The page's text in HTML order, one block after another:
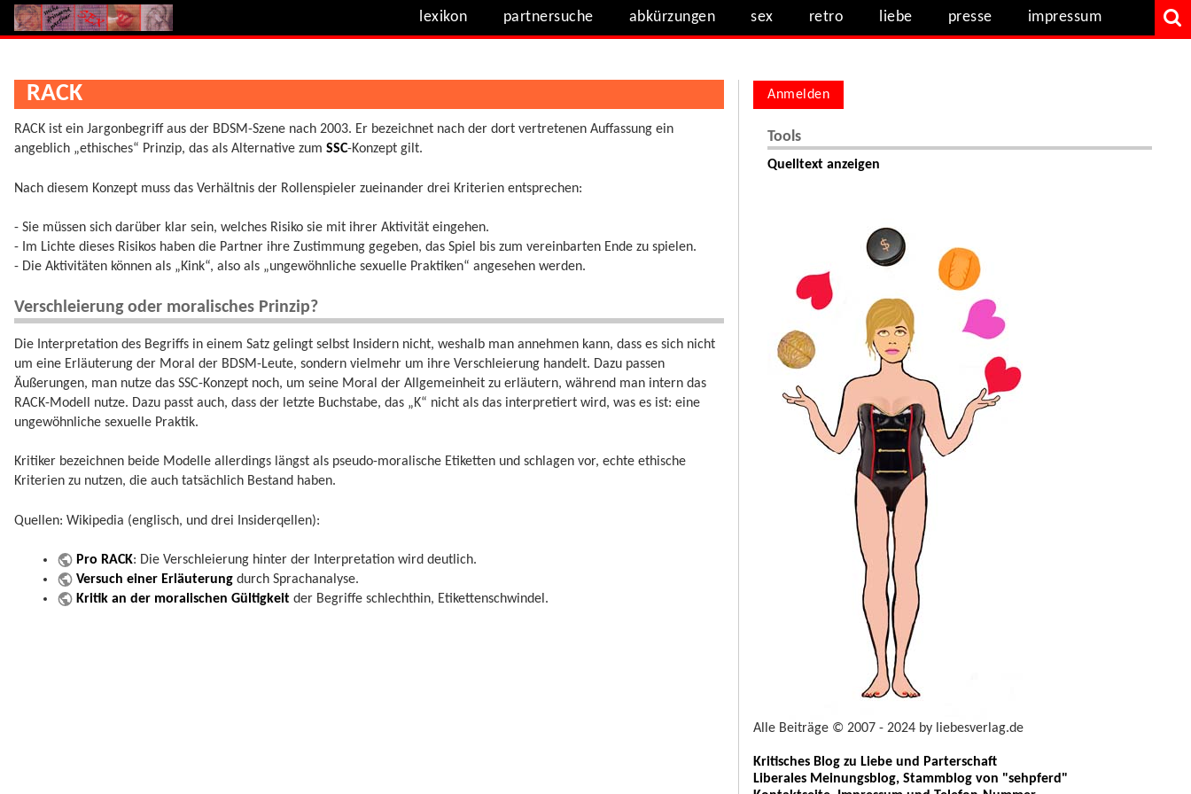
lexikon partnersuche abkürzungen sex retro liebe presse impressum
RACK
RACK ist ein Jargonbegriff aus der BDSM-Szene nach 2003. Er bezeichnet nach der dort vertretenen Auffassung ein
angeblich „ethisches“ Prinzip, das als Alternative zum SSC-Konzept gilt.
Nach diesem Konzept muss das Verhältnis der Rollenspieler zueinander drei Kriterien entsprechen:
- Sie müssen sich darüber klar sein, welches Risiko sie mit ihrer Aktivität eingehen.
- Im Lichte dieses Risikos haben die Partner ihre Zustimmung gegeben, das Spiel bis zum vereinbarten Ende zu spielen.
- Die Aktivitäten können als „Kink“, also als „ungewöhnliche sexuelle Praktiken“ angesehen werden.
Verschleierung oder moralisches Prinzip?
Die Interpretation des Begriffs in einem Satz gelingt selbst Insidern nicht, weshalb man annehmen kann, dass es sich nicht
um eine Erläuterung der Moral der BDSM-Leute, sondern vielmehr um ihre Verschleierung handelt. Dazu passen
Äußerungen, man nutze das SSC-Konzept noch, um seine Moral der Allgemeinheit zu erläutern, während man intern das
RACK-Modell nutze. Dazu passt auch, dass der letzte Buchstabe, das „K“ nicht als das interpretiert wird, was es ist: eine
ungewöhnliche sexuelle Praktik.
Kritiker bezeichnen beide Modelle allerdings längst als pseudo-moralische Etiketten und schlagen vor, echte ethische
Kriterien zu nutzen, die auch tatsächlich Bestand haben.
Quellen: Wikipedia (englisch, und drei Insiderqellen):
Pro RACK: Die Verschleierung hinter der Interpretation wird deutlich.
Versuch einer Erläuterung durch Sprachanalyse.
Kritik an der moralischen Gültigkeit der Begriffe schlechthin, Etikettenschwindel.
Anmelden
Tools
Quelltext anzeigen
Alle Beiträge © 2007 - 2024 by liebesverlag.de
Kritisches Blog zu Liebe und Parterschaft
Liberales Meinungsblog, Stammblog von "sehpferd"